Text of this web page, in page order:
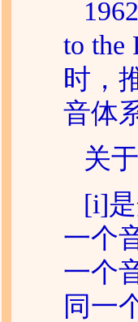
to the
时，
音体
关
[i]
一个
一个
同一